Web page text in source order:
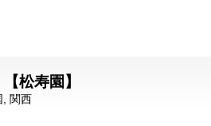
松寿園】
関西